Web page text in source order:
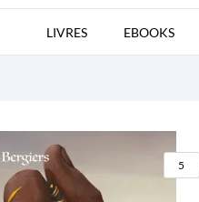
LIVRES EBOOKS
5